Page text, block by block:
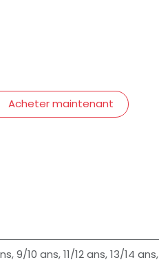
Acheter maintenant
,9/10 ans,11/12 ans,13/14 ans,